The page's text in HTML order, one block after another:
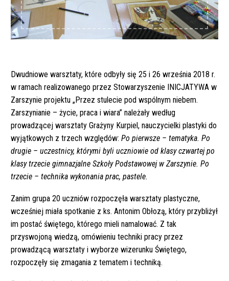
Dwudniowe warsztaty, które odbyły się 25 i 26 września 2018 r.
w ramach realizowanego przez Stowarzyszenie INICJATYWA w
Zarszynie projektu „Przez stulecie pod wspólnym niebem.
Zarszynianie – życie, praca i wiara” należały według
prowadzącej warsztaty Grażyny Kurpiel, nauczycielki plastyki do
wyjątkowych z trzech względów: Po pierwsze – tematyka. Po
drugie – uczestnicy, którymi byli uczniowie od klasy czwartej po
klasy trzecie gimnazjalne Szkoły Podstawowej w Zarszynie. Po
trzecie – technika wykonania prac, pastele.
Zanim grupa 20 uczniów rozpoczęła warsztaty plastyczne,
wcześniej miała spotkanie z ks. Antonim Obłozą, który przybliżył
im postać świętego, którego mieli namalować. Z tak
przyswojoną wiedzą, omówieniu techniki pracy przez
prowadzącą warsztaty i wyborze wizerunku Świętego,
rozpoczęły się zmagania z tematem i techniką.